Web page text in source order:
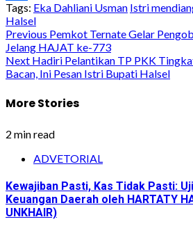
Share
Tags: Eka Dahliani Usman Istri
Halsel
Post
navigation
Previous Pemkot Ternate Gelar
Jelang HAJAT ke-773
Next Hadiri Pelantikan TP PKK
Bacan, Ini Pesan Istri Bupati Halsel
More Stories
2 min read
ADVETORIAL
Kewajiban Pasti, Kas Tidak Pasti:
Keuangan Daerah oleh HARTATY
UNKHAIR)